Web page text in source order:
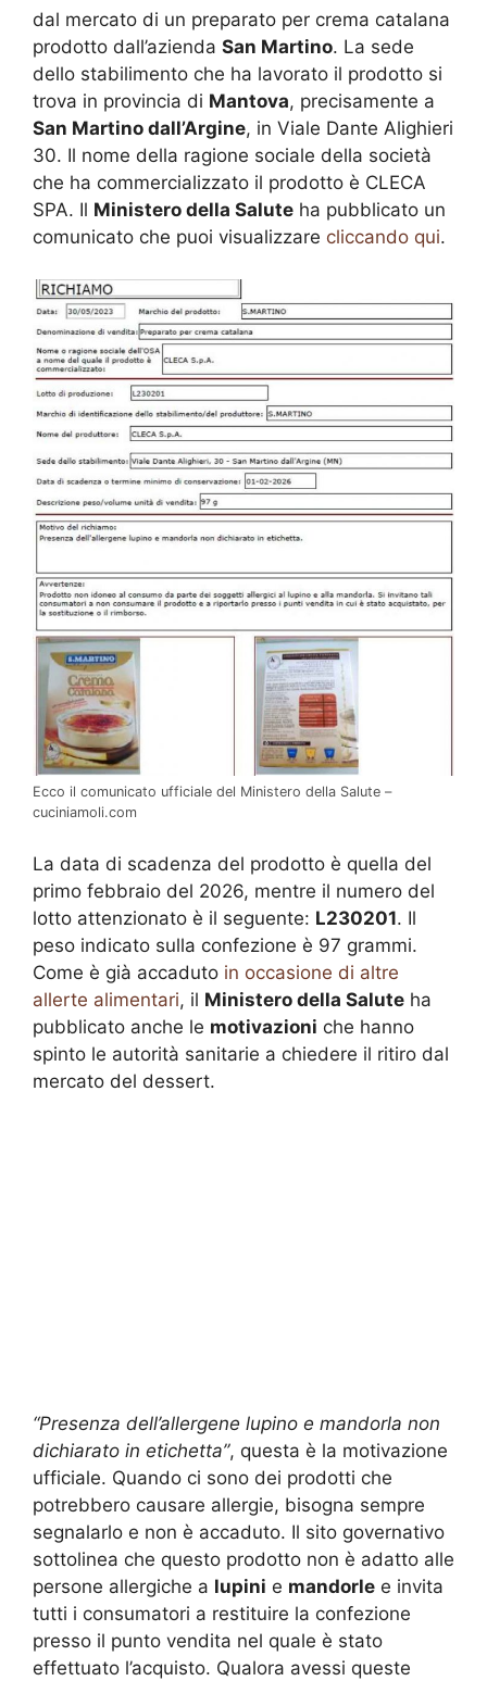
dal mercato di un preparato per crema catalana
prodotto dall’azienda San Martino. La sede
dello stabilimento che ha lavorato il prodotto si
trova in provincia di Mantova, precisamente a
San Martino dall’Argine, in Viale Dante Alighieri
30. Il nome della ragione sociale della società
che ha commercializzato il prodotto è CLECA
SPA. Il Ministero della Salute ha pubblicato un
comunicato che puoi visualizzare cliccando qui.
Ecco il comunicato ufficiale del Ministero della Salute –
cuciniamoli.com
La data di scadenza del prodotto è quella del
primo febbraio del 2026, mentre il numero del
lotto attenzionato è il seguente: L230201. Il
peso indicato sulla confezione è 97 grammi.
Come è già accaduto in occasione di altre
allerte alimentari, il Ministero della Salute ha
pubblicato anche le motivazioni che hanno
spinto le autorità sanitarie a chiedere il ritiro dal
mercato del dessert.
“Presenza dell’allergene lupino e mandorla non
dichiarato in etichetta”, questa è la motivazione
ufficiale. Quando ci sono dei prodotti che
potrebbero causare allergie, bisogna sempre
segnalarlo e non è accaduto. Il sito governativo
sottolinea che questo prodotto non è adatto alle
persone allergiche a lupini e mandorle e invita
tutti i consumatori a restituire la confezione
presso il punto vendita nel quale è stato
effettuato l’acquisto. Qualora avessi queste